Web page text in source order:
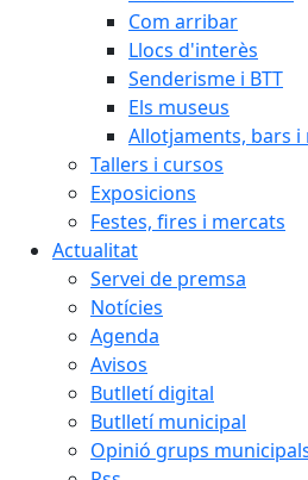
Com arribar
Llocs d'interès
Senderisme i BTT
Els museus
Allotjaments, bars
Tallers i cursos
Exposicions
Festes, fires i mercats
Actualitat
Servei de premsa
Notícies
Agenda
Avisos
Butlletí digital
Butlletí municipal
Opinió grups